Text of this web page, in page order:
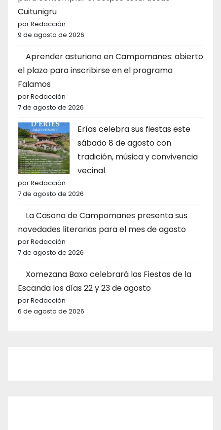
Cuitunigru
por Redacción
9 de agosto de 2026
Aprender asturiano en Campomanes: abierto
el plazo para inscribirse en el programa
Falamos
por Redacción
7 de agosto de 2026
Erías celebra sus fiestas este
sábado 8 de agosto con
tradición, música y convivencia
vecinal
por Redacción
7 de agosto de 2026
La Casona de Campomanes presenta sus
novedades literarias para el mes de agosto
por Redacción
7 de agosto de 2026
Xomezana Baxo celebrará las Fiestas de la
Escanda los días 22 y 23 de agosto
por Redacción
6 de agosto de 2026